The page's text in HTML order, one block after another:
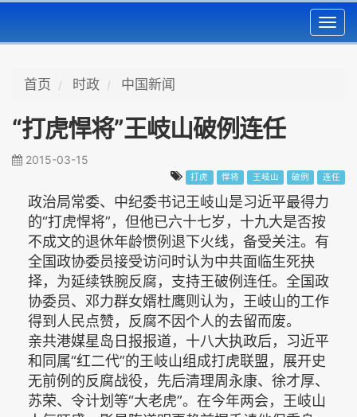
首页 时政 中国新闻
“打虎悍将”王岐山破例连任
2015-03-15
打虎 悍将 王岐山 破例 连任
政治局常委、中纪委书记王岐山是习近平最得力
的“打虎悍将”，但他已六十七岁，十九大是否按
不成文的退休年龄惯例退下火线，备受关注。有
全国政协委员接受访问时认为中共面临生死抉
择，为延续铁腕反腐，支持王破例连任。全国政
协委员、邓力群女婿杜鹰则认为，王岐山的工作
得到人民点赞，反腐不因个人的去留而废。
亲共港媒星岛日报报道，十八大执政后，习近平
和同属“红二代”的王岐山组成打虎联盟，展开史
无前例的反腐战役，先后清理周永康、徐才厚、
苏荣、令计划等“大老虎”。在今年两会，王岐山